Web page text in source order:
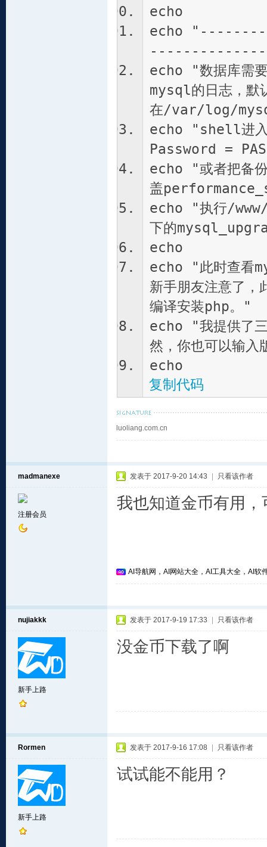
echo
echo
echo "数据库需要
mysql的日志，默
在/var/log/
echo "shell进入
Password =
echo "或者把备份
盖
echo "执行/
下的
echo
echo "此时查看
新手朋友注意了
编译安装php。"
echo "我提供了三
然，你也可以输入
echo
复制代码
luoliang.com.cn
madmanexe
注册会员
发表于 2017-9-20 14:43 只看该作者
我也知道金币有用
AI导航网，AI网站大全，AI工具大全，AI软
nujiakkk
新手上路
发表于 2017-9-19 17:33 只看该作者
没金币下载了啊
Rormen
新手上路
发表于 2017-9-16 17:08 只看该作者
试试能不能用？